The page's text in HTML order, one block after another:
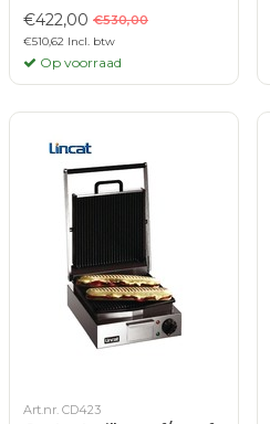
€422,00 €530,00
€510,62 Incl. btw
Op voorraad
Art.nr. CD423